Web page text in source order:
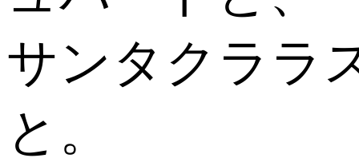
サンタクララ
と。